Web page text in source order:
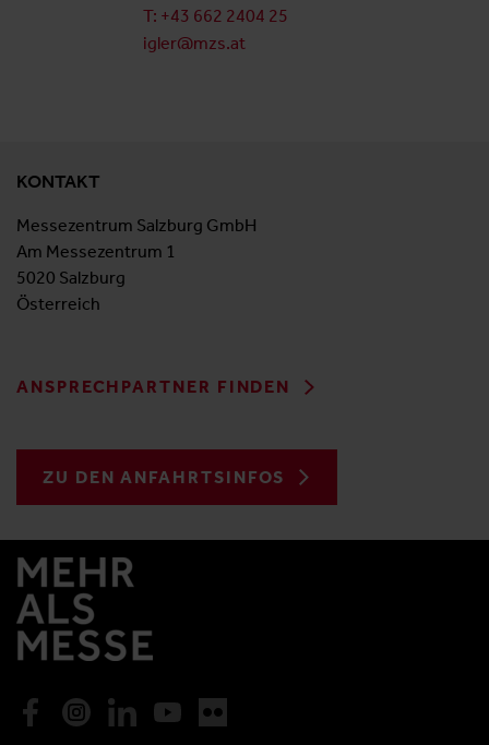
T: +43 662 2404 25
igler@mzs.at
KONTAKT
Messezentrum Salzburg GmbH
Am Messezentrum 1
5020 Salzburg
Österreich
ANSPRECHPARTNER FINDEN
ZU DEN ANFAHRTSINFOS